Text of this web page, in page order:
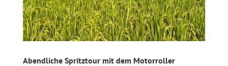
Abendliche Spritztour mit dem Motorroller